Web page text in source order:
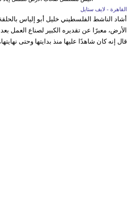
القاهرة - لايف ستايل
أشاد الناشط الفلسطيني خليل أبو إلياس
الأرض، معبرًا عن تقديره الكبير لصناع العمل
قال إنه كان شاهدًا عليها منذ بدايتها وحتى